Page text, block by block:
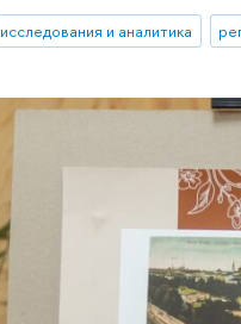
исследования и аналитика